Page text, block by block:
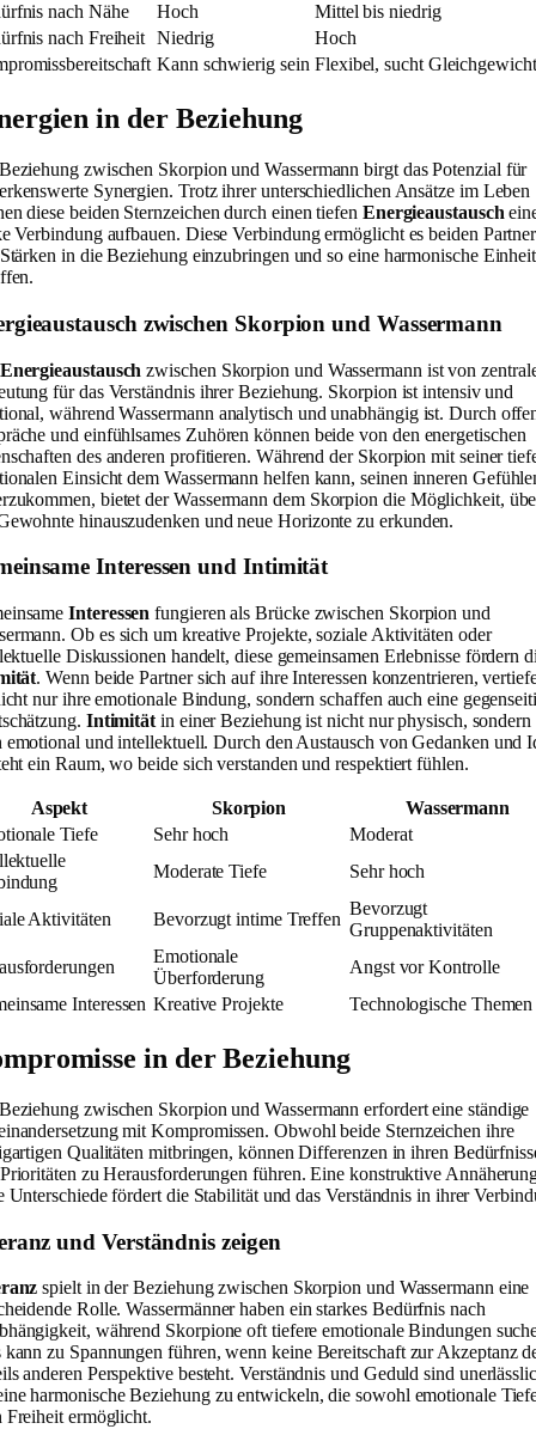
nach Nähe
Hoch
Mittel bis niedrig
nach Freiheit Niedrig
Hoch
Kann schwierig sein Flexibel, sucht Gleichgewicht
in der Beziehung
zwischen Skorpion und Wassermann birgt das Potenzial für
Synergien. Trotz ihrer unterschiedlichen Ansätze im Leben
diese beiden Sternzeichen durch einen tiefen Energieaustausch
Verbindung aufbauen. Diese Verbindung ermöglicht es beiden
in die Beziehung einzubringen und so eine harmonische
zwischen Skorpion und Wassermann
Energieaustausch zwischen Skorpion und Wassermann ist von
für das Verständnis ihrer Beziehung. Skorpion ist intensiv und
während Wassermann analytisch und unabhängig ist. Durch
und einfühlsames Zuhören können beide von den energetischen
des anderen profitieren. Während der Skorpion mit seiner
Einsicht dem Wassermann helfen kann, seinen inneren
bietet der Wassermann dem Skorpion die Möglichkeit,
hinauszudenken und neue Horizonte zu erkunden.
Interessen und Intimität
Interessen fungieren als Brücke zwischen Skorpion und
Ob es sich um kreative Projekte, soziale Aktivitäten oder
Diskussionen handelt, diese gemeinsamen Erlebnisse fördern
. Wenn beide Partner sich auf ihre Interessen konzentrieren,
nur ihre emotionale Bindung, sondern schaffen auch eine
Intimität in einer Beziehung ist nicht nur physisch, sondern
emotional und intellektuell. Durch den Austausch von Gedanken und
ein Raum, wo beide sich verstanden und respektiert fühlen.
Aspekt Skorpion
Wassermann
Tiefe
Sehr hoch
Moderat
Moderate Tiefe Sehr hoch
Aktivitäten Bevorzugt intime Treffen
Bevorzugt
Gruppenaktivitäten
Emotionale
Überforderung
Angst vor Kontrolle
Interessen Kreative Projekte Technologische Themen
in der Beziehung
zwischen Skorpion und Wassermann erfordert eine ständige
mit Kompromissen. Obwohl beide Sternzeichen ihre
Qualitäten mitbringen, können Differenzen in ihren
zu Herausforderungen führen. Eine konstruktive
Unterschiede fördert die Stabilität und das Verständnis in ihrer
und Verständnis zeigen
spielt in der Beziehung zwischen Skorpion und Wassermann eine
Rolle. Wassermänner haben ein starkes Bedürfnis nach
während Skorpione oft tiefere emotionale Bindungen
kann zu Spannungen führen, wenn keine Bereitschaft zur Akzeptanz
anderen Perspektive besteht. Verständnis und Geduld sind
harmonische Beziehung zu entwickeln, die sowohl emotionale
Freiheit ermöglicht.